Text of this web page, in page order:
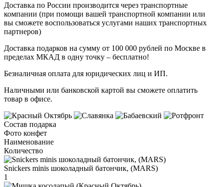
Доставка по России производится через транспортные
компании (при помощи вашей транспортной компании или
вы сможете воспользоваться услугами наших транспортных
партнеров)
Доставка подарков на сумму от 100 000 рублей по Москве в
пределах МКАД в одну точку – бесплатно!
Безналичная оплата для юридических лиц и ИП.
Наличными или банковской картой вы сможете оплатить
товар в офисе.
Состав подарка
Фото конфет
Наименование
Количество
Snickers minis шоколадный батончик, (MARS)
1